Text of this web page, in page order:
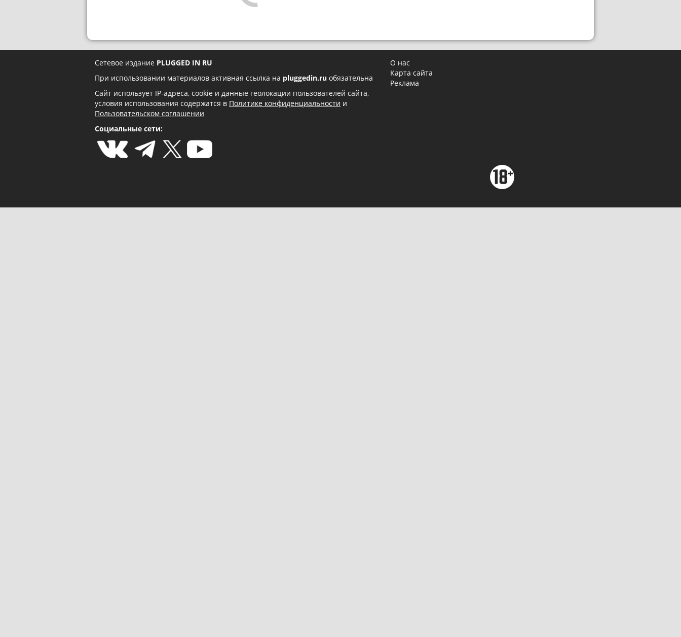
Сетевое издание PLUGGED IN RU
При использовании материалов активная ссылка на pluggedin.ru обязательна
Сайт использует IP-адреса, cookie и данные геолокации пользователей сайта,
условия использования содержатся в Политике конфиденциальности и
Пользовательском соглашении
Социальные сети:
О нас
Карта сайта
Реклама